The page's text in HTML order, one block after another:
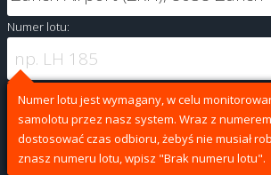
Numer lotu:
Numer lotu jest wymagany, w celu
samolotu przez nasz system. Wraz z
dostosować czas odbioru, żebyś nie musiał
znasz numeru lotu, wpisz "Brak numeru lotu".